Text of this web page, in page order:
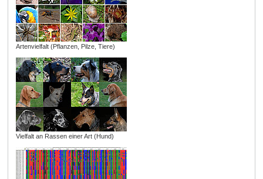
Artenvielfalt (Pflanzen, Pilze, Tiere)
Vielfalt an Rassen einer Art (Hund)